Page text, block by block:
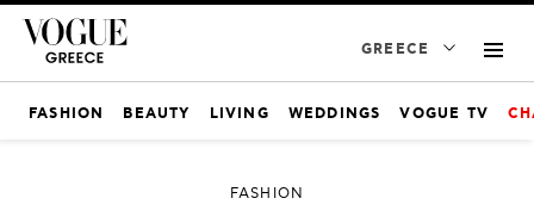
GREECE
FASHION BEAUTY LIVING WEDDINGS VOGUE TV
FASHION